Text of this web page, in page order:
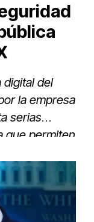
digital del
la empresa
serias
que permiten